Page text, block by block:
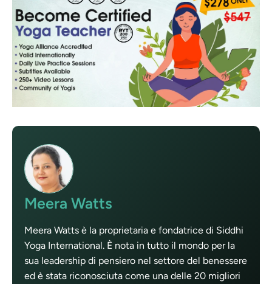
Meera Watts
Meera Watts è la proprietaria e fondatrice di Siddhi
Yoga International. È nota in tutto il mondo per la
sua leadership di pensiero nel settore del benessere
ed è stata riconosciuta come una delle 20 migliori